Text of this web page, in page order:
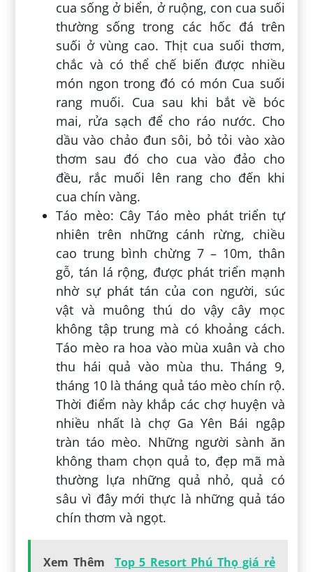
cua sống ở biển, ở ruộng, con cua suối
thường sống trong các hốc đá trên
suối ở vùng cao. Thịt cua suối thơm,
chắc và có thể chế biến được nhiều
món ngon trong đó có món Cua suối
rang muối. Cua sau khi bắt về bóc
mai, rửa sạch để cho ráo nước. Cho
dầu vào chảo đun sôi, bỏ tỏi vào xào
thơm sau đó cho cua vào đảo cho
đều, rắc muối lên rang cho đến khi
cua chín vàng.
Táo mèo: Cây Táo mèo phát triển tự
nhiên trên những cánh rừng, chiều
cao trung bình chừng 7 – 10m, thân
gỗ, tán lá rộng, được phát triển mạnh
nhờ sự phát tán của con người, súc
vật và muông thú do vậy cây mọc
không tập trung mà có khoảng cách.
Táo mèo ra hoa vào mùa xuân và cho
thu hái quả vào mùa thu. Tháng 9,
tháng 10 là tháng quả táo mèo chín rộ.
Thời điểm này khắp các chợ huyện và
nhiều nhất là chợ Ga Yên Bái ngập
tràn táo mèo. Những người sành ăn
không tham chọn quả to, đẹp mã mà
thường lựa những quả nhỏ, quả có
sâu vì đây mới thực là những quả táo
chín thơm và ngọt.
Xem Thêm
Top 5 Resort Phú Thọ giá rẻ